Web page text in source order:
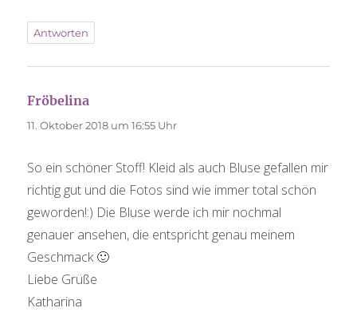
Antworten
Fröbelina
11. Oktober 2018 um 16:55 Uhr
So ein schöner Stoff! Kleid als auch Bluse gefallen mir
richtig gut und die Fotos sind wie immer total schön
geworden!:) Die Bluse werde ich mir nochmal
genauer ansehen, die entspricht genau meinem
Geschmack 🙂
Liebe Grüße
Katharina